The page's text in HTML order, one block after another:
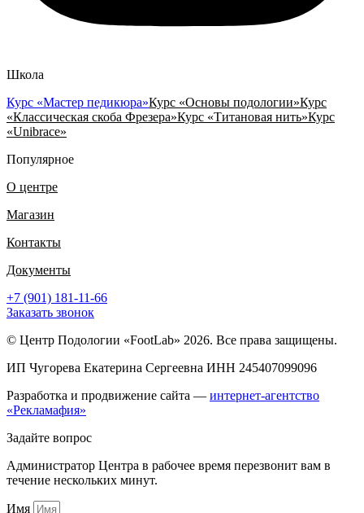
Школа
Курс «Мастер педикюра»Курс «Основы подологии»Курс
«Классическая скоба Фрезера»Курс «Титановая нить»Курс
«Unibrace»
Популярное
О центре
Магазин
Контакты
Документы
+7 (901) 181-11-66
Заказать звонок
© Центр Подологии «FootLab» 2026. Все права защищены.
ИП Чугорева Екатерина Сергеевна ИНН 245407099096
Разработка и продвижение сайта — интернет-агентство
«Рекламафия»
Задайте вопрос
Администратор Центра в рабочее время перезвонит вам в
течение нескольких минут.
Имя